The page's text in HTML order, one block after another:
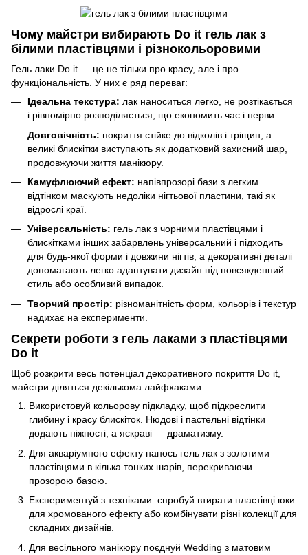
Чому майстри вибирають Do it гель лак з
білими пластівцями і різнокольоровими
Гель лаки Do it — це не тільки про красу, але і про
функціональність. У них є ряд переваг:
Ідеальна текстура: лак наноситься легко, не розтікається
і рівномірно розподіляється, що економить час і нерви.
Довговічність: покриття стійке до відколів і тріщин, а
великі блискітки виступають як додатковий захисний шар,
продовжуючи життя манікюру.
Камуфлюючий ефект: напівпрозорі бази з легким
відтінком маскують недоліки нігтьової пластини, такі як
відрослі краї.
Універсальність: гель лак з чорними пластівцями і
блискітками інших забарвлень універсальний і підходить
для будь-якої форми і довжини нігтів, а декоративні деталі
допомагають легко адаптувати дизайн під повсякденний
стиль або особливий випадок.
Творчий простір: різноманітність форм, кольорів і текстур
надихає на експерименти.
Секрети роботи з гель лаками з пластівцями
Do it
Щоб розкрити весь потенціал декоративного покриття Do it,
майстри діляться декількома лайфхаками:
Використовуй кольорову підкладку, щоб підкреслити
глибину і красу блискіток. Нюдові і пастельні відтінки
додають ніжності, а яскраві — драматизму.
Для акваріумного ефекту нанось гель лак з золотими
пластівцями в кілька тонких шарів, перекриваючи
прозорою базою.
Експериментуй з техніками: спробуй втирати пластівці юки
для хромованого ефекту або комбінувати різні колекції для
складних дизайнів.
Для весільного манікюру поєднуй Wedding з матовим